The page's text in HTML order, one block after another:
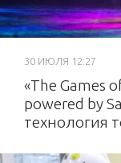
30 ИЮЛЯ 12:27
«The Games
powered by
технология